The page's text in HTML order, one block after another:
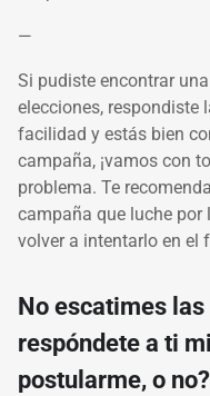
—
Si pudiste encontrar
elecciones, respondiste
facilidad y estás bien
campaña, ¡vamos con
problema. Te
campaña que luche por
volver a intentarlo en el
No escatimes
respóndete a ti
postularme, o no?